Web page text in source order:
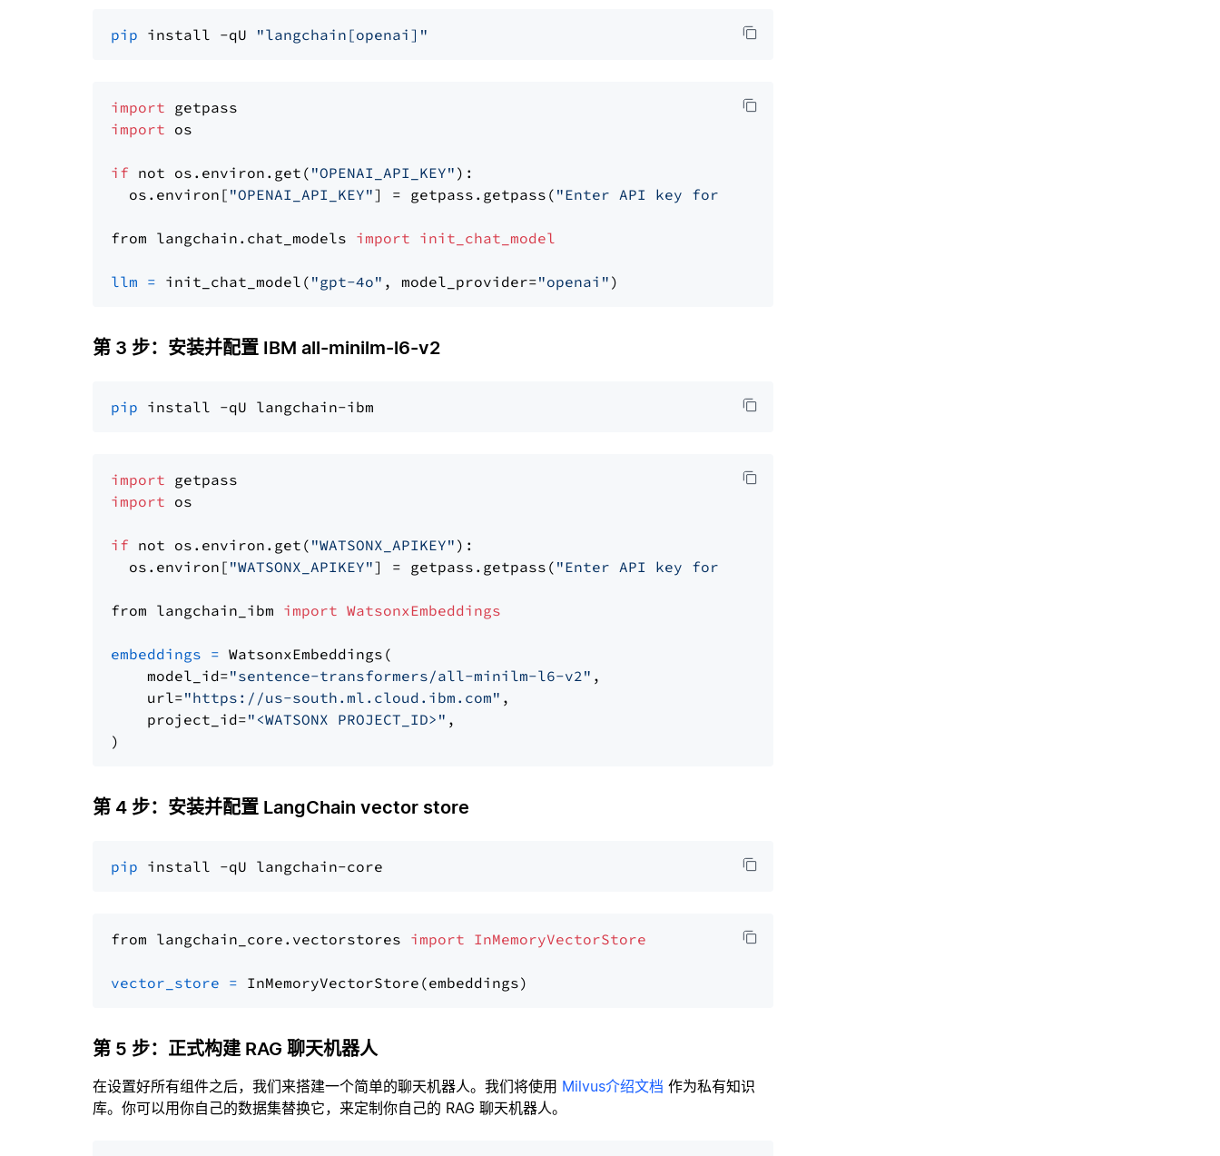
pip install -qU "langchain[openai]"
import
import os
if not os.environ.get( "OPENAI_API_KEY" ):
  os.environ[
"OPENAI_API_KEY"] = getpass.getpass( "Enter API key for OpenAI: "
from langchain.chat_models import init_chat_model
llm = init_chat_model( "gpt-4o" , model_provider="openai"
第 3 步：安装并配置 IBM all-minilm-l6-v2
pip
import
import os
if not os.environ.get( "WATSONX_APIKEY" ):
  os.environ[
"WATSONX_APIKEY"] = getpass.getpass( "Enter API key for IBM watsonx: "
from langchain_ibm import WatsonxEmbeddings
embeddings = WatsonxEmbeddings(
    model_id=
"sentence-transformers/all-minilm-l6-v2" ,
    url=
"https://us-south.ml.cloud.ibm.com" ,
    project_id=
"<WATSONX PROJECT_ID>" ,
第 4 步：安装并配置 LangChain vector store
pip
from langchain_core.vectorstores import InMemoryVectorStore
vector_store =
第 5 步：正式构建 RAG 聊天机器人
在设置好所有组件之后，我们来搭建一个简单的聊天机器人。我们将使用 Milvus介绍文档 作为私有知识
库。你可以用你自己的数据集替换它，来定制你自己的 RAG 聊天机器人。